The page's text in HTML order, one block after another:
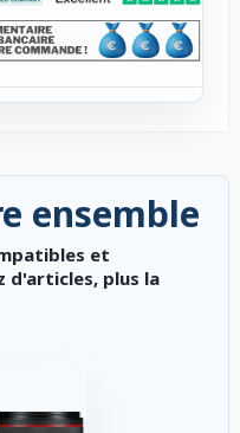
ensemble
et
d'articles, plus la